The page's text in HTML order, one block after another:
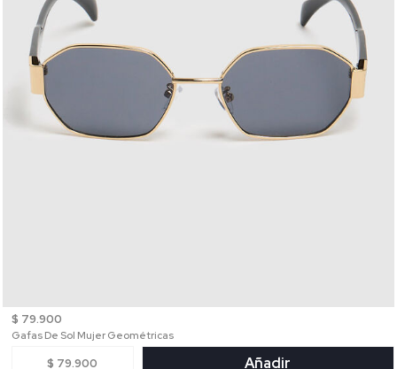
$ 79.900
Gafas De Sol Mujer Geométricas
$ 79.900 Añadir